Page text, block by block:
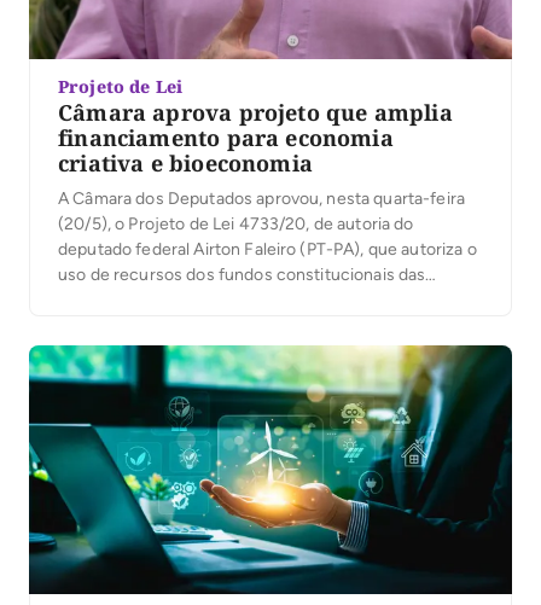
Projeto de Lei
Câmara aprova projeto que amplia
financiamento para economia
criativa e bioeconomia
A Câmara dos Deputados aprovou, nesta quarta-feira
(20/5), o Projeto de Lei 4733/20, de autoria do
deputado federal Airton Faleiro (PT-PA), que autoriza o
uso de recursos dos fundos constitucionais das
e à bioeconomia. A proposta amplia as possibilidades
de investimento dos […]